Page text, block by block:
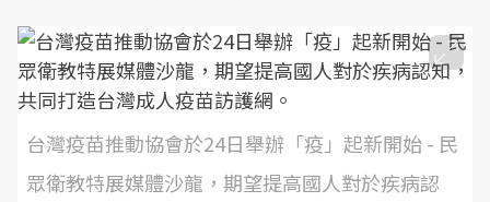
台灣疫苗推動協會於24日舉辦「疫」起新開始 - 民
眾衛教特展媒體沙龍，期望提高國人對於疾病認